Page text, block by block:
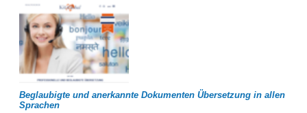
Beglaubigte und anerkannte Dokumenten Übersetzung in allen
Sprachen